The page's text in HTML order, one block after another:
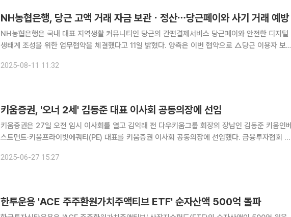
NH농협은행, 당근 고액 거래 자금 보관ㆍ정산⋯당근페이와 사기 거래 예방
NH농협은행은 국내 대표 지역생활 커뮤니티인 당근의 간편결제서비스 당근페이와 안전한 디지털
생태계 조성을 위한 업무협약을 체결했다고 11일 밝혔다. 양측은 이번 협약으로 △당근 이용자 보호
를 위한 기술 협력 △제휴사업 확대 및 공동 마케팅 등을 추진한다.
2025-08-11 11:32
키움증권, '오너 2세' 김동준 대표 이사회 공동의장에 선임
키움증권은 27일 오전 임시 이사회를 열고 김익래 전 다우키움그룹 회장의 장남인 김동준 키움인베
스트먼트·키움프라이빗에쿼티(PE) 대표를 키움증권 이사회 공동의장에 선임했다. 금융투자협회 공
장을 선임함으로써 단독 의장에 대한 권한 집중을 방지하고 신중한 의사결
2025-06-27 15:27
한투운용 'ACE 주주환원가치주액티브 ETF' 순자산액 500억 돌파